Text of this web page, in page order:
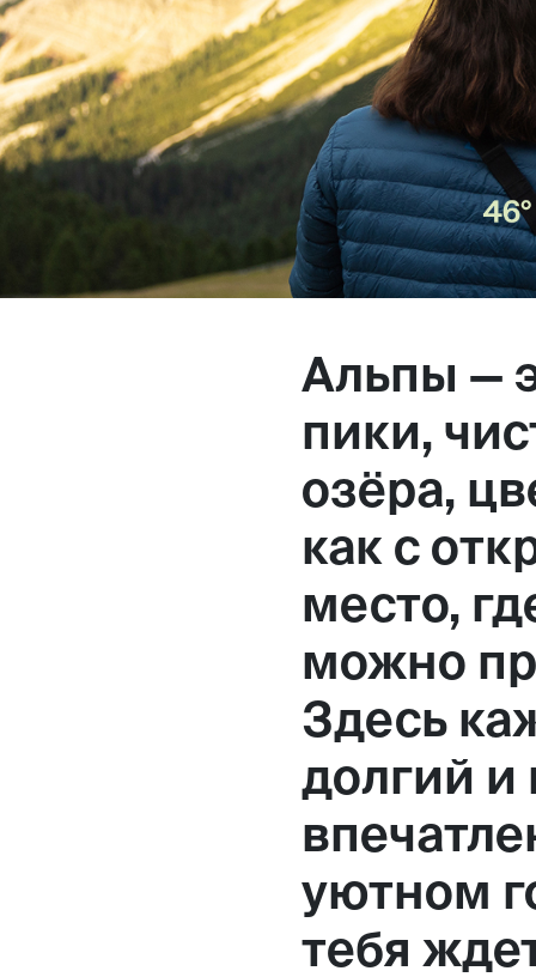
ГалереяОтзывыFAQ
+7 925 836 16 98
Большая
вход 10, 3 этаж, КП «Дизайн
Альпы —
пики,
озёра,
как с
место,
можно
Здесь
долгий
уютном
тебя